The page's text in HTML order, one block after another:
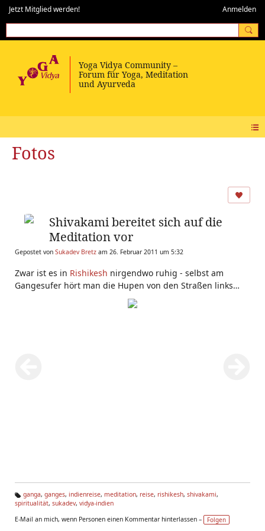
Jetzt Mitglied werden! Anmelden
Fotos
Shivakami bereitet sich auf die
Meditation vor
Gepostet von Sukadev Bretz am 26. Februar 2011 um 5:32
Zwar ist es in Rishikesh nirgendwo ruhig - selbst am
Gangesufer hört man die Hupen von den Straßen links
und rechts oberhalb des Ganges-Ufer. Wenn man das
Hupen wegblendet, ist das Gangesufer sehr gut zur
Ta
s:
ganga, ganges, indienreise, meditation, reise, rishikesh, shivakami,
spiritualität, sukadev, vidya-indien
E-Mail an mich, wenn Personen einen Kommentar hinterlassen –
Folgen